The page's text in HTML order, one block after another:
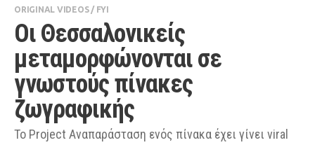
ORIGINAL VIDEOS/ FYI
Οι Θεσσαλονικείς
μεταμορφώνονται σε
γνωστούς πίνακες
ζωγραφικής
To Project Αναπαράσταση ενός πίνακα έχει γίνει viral